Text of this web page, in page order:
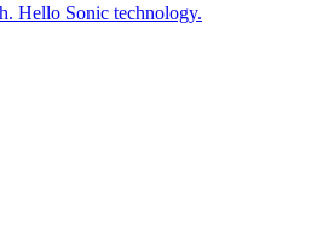
Hello Sonic technology.